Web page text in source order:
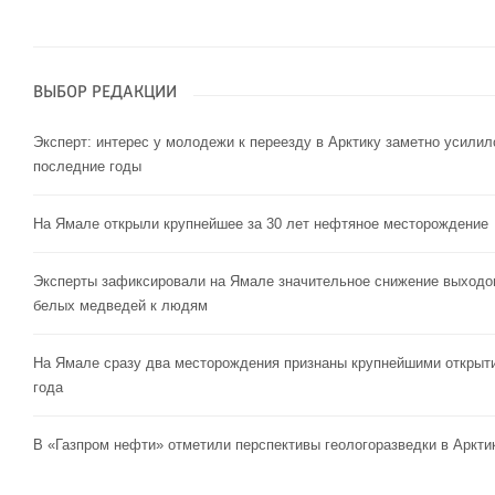
ВЫБОР РЕДАКЦИИ
Эксперт: интерес у молодежи к переезду в Арктику заметно
последние годы
На Ямале открыли крупнейшее за 30 лет нефтяное месторождение
Эксперты зафиксировали на Ямале значительное снижение
белых медведей к людям
На Ямале сразу два месторождения признаны крупнейшими
года
В «Газпром нефти» отметили перспективы геологоразведки в